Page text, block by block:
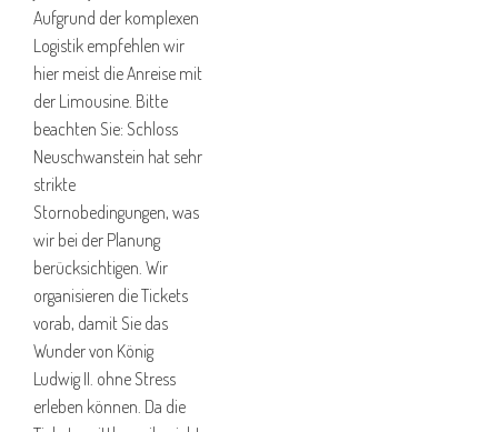
Aufgrund der komplexen
Logistik empfehlen wir
hier meist die Anreise mit
der Limousine. Bitte
beachten Sie: Schloss
Neuschwanstein hat sehr
strikte
Stornobedingungen, was
wir bei der Planung
berücksichtigen. Wir
organisieren die Tickets
vorab, damit Sie das
Wunder von König
Ludwig II. ohne Stress
erleben können. Da die